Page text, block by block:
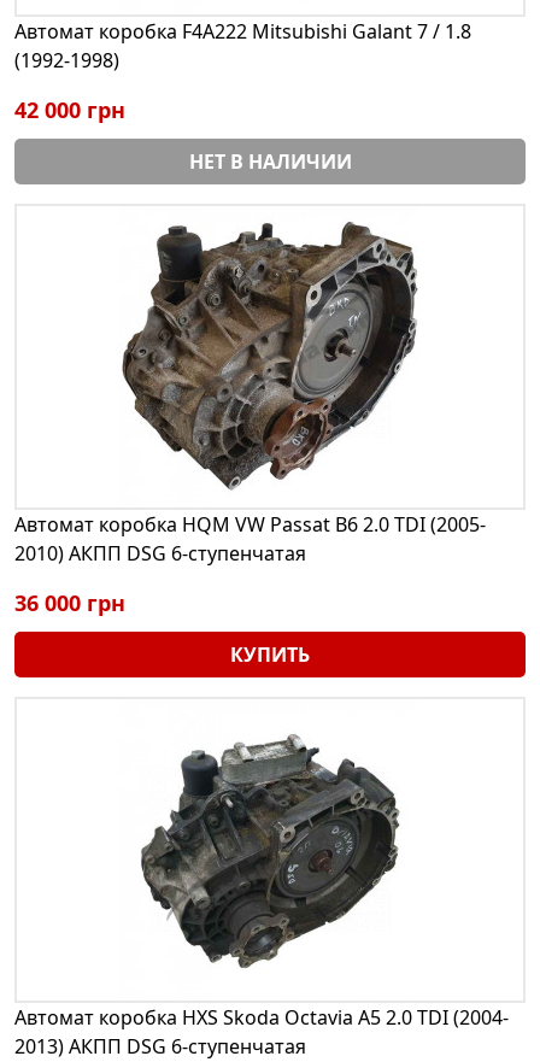
Автомат коробка F4A222 Mitsubishi Galant 7 / 1.8
(1992-1998)
42 000 грн
НЕТ В НАЛИЧИИ
Автомат коробка HQM VW Passat B6 2.0 TDI (2005-
2010) АКПП DSG 6-ступенчатая
36 000 грн
КУПИТЬ
Автомат коробка HXS Skoda Octavia A5 2.0 TDI (2004-
2013) АКПП DSG 6-ступенчатая